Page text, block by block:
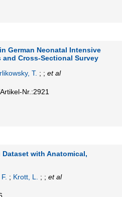
German Neonatal Intensive
Cross-Sectional Survey
T. ; ; et al
Nr.:2921
with Anatomical,
; Krott, L. ; ; et al